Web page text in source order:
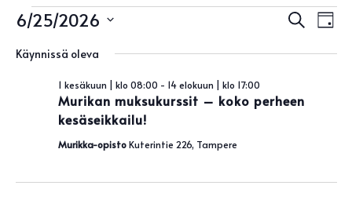
Tapahtumat
for
25
kesäkuun,
2026
Etsi
aja
Etsi Päivä
6/25/2026
päivä.
Käynnissä oleva
Murikan muksukurssit – koko perheen
kesäseikkailu!
1 kesäkuun | klo 08:00 - 14 elokuun | klo 17:00
Murikka-opistoKuterintie 226, Tampere